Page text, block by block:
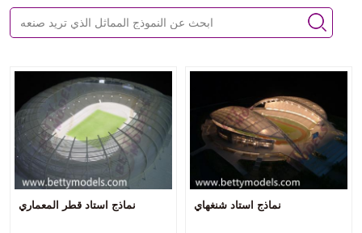
نماذج استاد قطر المعماري نماذج استاد شنغهاي